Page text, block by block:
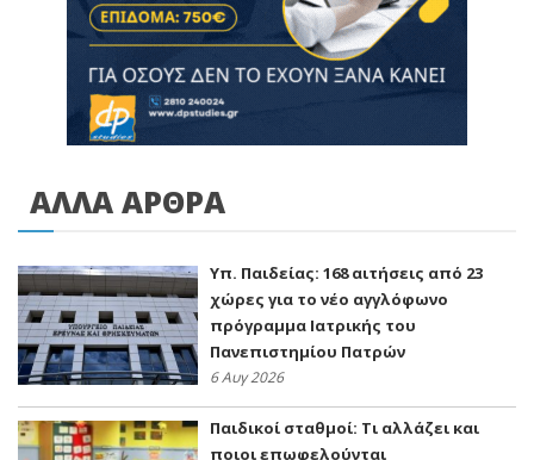
ΑΛΛΑ ΑΡΘΡΑ
Υπ. Παιδείας: 168 αιτήσεις από 23
χώρες για το νέο αγγλόφωνο
πρόγραμμα Ιατρικής του
Πανεπιστημίου Πατρών
6 Αυγ 2026
Παιδικοί σταθμοί: Τι αλλάζει και
ποιοι επωφελούνται